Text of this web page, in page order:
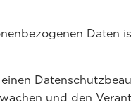
Daten
und den